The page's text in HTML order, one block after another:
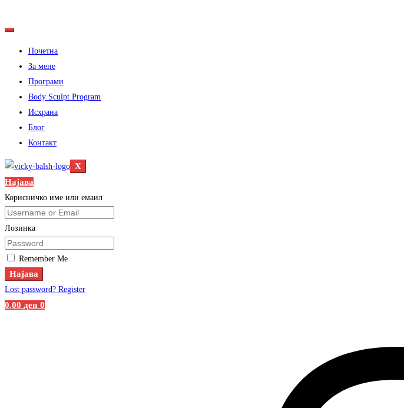
Почетна
За мене
Програми
Body Sculpt Program
Исхрана
Блог
Контакт
X
Најава
Корисничко име или емаил
Лозинка
Remember Me
Најава
Lost password? Register
0,00 ден 0